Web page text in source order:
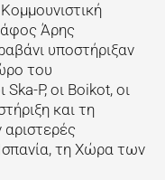
Άρης
υποστήριξαν
του
P, οι Boikot, οι
και τη
τη Χώρα των